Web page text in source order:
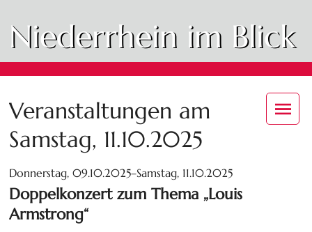
Niederrhein im Blick
Veranstaltungen am
Samstag, 11.10.2025
Donnerstag, 09.10.2025–Samstag, 11.10.2025
Doppelkonzert zum Thema „Louis
Armstrong“